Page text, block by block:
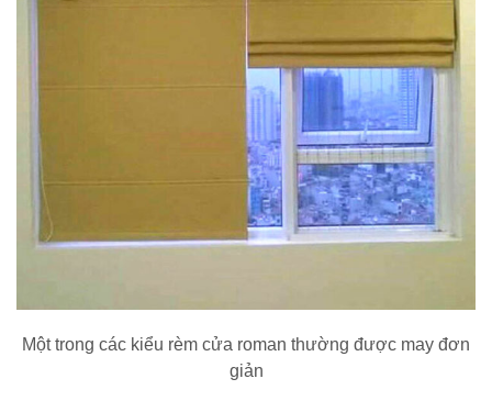
Một trong các kiểu rèm cửa roman thường được may đơn
giản